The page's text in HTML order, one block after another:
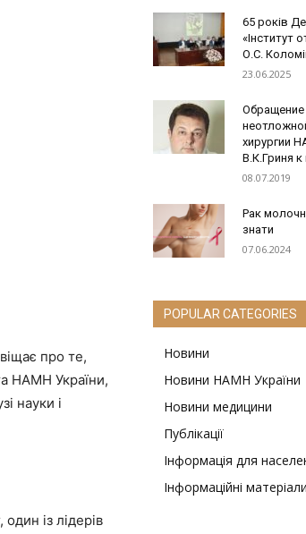
про те,
НАМН України,
науки і
із лідерів
65 років
«Інститут
О.С.
23.06.2025
Обращение
хирургии
В.К.Гриня
08.07.2019
Рак
знати
07.06.2024
POPULAR CATEGORIES
Новини
Новини НАМН України
Новини медицини
Публікації
Інформація для
Інформаційні матеріали